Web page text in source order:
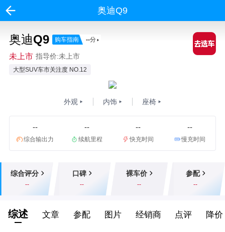
奥迪Q9
奥迪Q9 购车指南 --分
未上市 指导价:未上市
大型SUV车市关注度 NO.12
外观 内饰 座椅
--
综合输出力
--
续航里程
--
快充时间
--
慢充时间
综合评分
--
口碑
--
裸车价
--
参配
--
综述 文章 参配 图片 经销商 点评 降价